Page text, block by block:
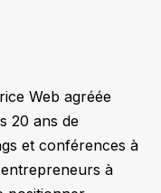
Web agréée
20 ans de
et conférences à
à